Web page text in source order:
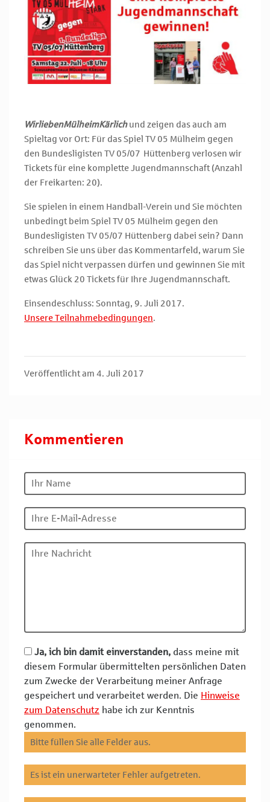
WirliebenMülheimKärlichund zeigen das auch am
Spieltag vor Ort: Für das Spiel TV 05 Mülheim gegen
den Bundesligisten TV 05/07 Hüttenberg verlosen wir
Tickets für eine komplette Jugendmannschaft (Anzahl
der Freikarten: 20).
Sie spielen in einem Handball-Verein und Sie möchten
unbedingt beim Spiel TV 05 Mülheim gegen den
Bundesligisten TV 05/07 Hüttenberg dabei sein? Dann
schreiben Sie uns über das Kommentarfeld, warum Sie
das Spiel nicht verpassen dürfen und gewinnen Sie mit
etwas Glück 20 Tickets für Ihre Jugendmannschaft.
Einsendeschluss: Sonntag, 9. Juli 2017.
Unsere Teilnahmebedingungen.
Veröffentlicht am 4. Juli 2017
Kommentieren
Ja, ich bin damit einverstanden, dass meine mit
diesem Formular übermittelten persönlichen Daten
zum Zwecke der Verarbeitung meiner Anfrage
gespeichert und verarbeitet werden. Die Hinweise
zum Datenschutz habe ich zur Kenntnis
genommen.
Bitte füllen Sie alle Felder aus.
Es ist ein unerwarteter Fehler aufgetreten.